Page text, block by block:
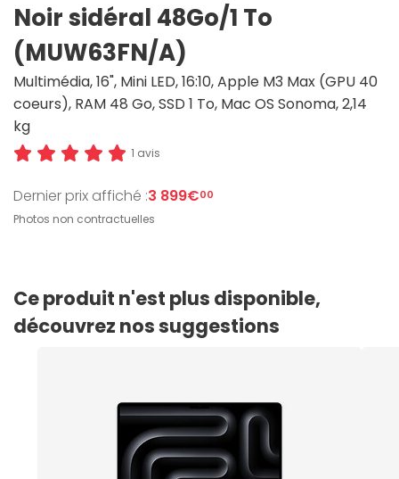
Noir sidéral 48Go/1 To
(MUW63FN/A)
Multimédia, 16", Mini LED, 16:10, Apple M3 Max (GPU 40
coeurs), RAM 48 Go, SSD 1 To, Mac OS Sonoma, 2,14
kg
1 avis
Dernier prix affiché :3 899€00
Photos non contractuelles
Ce produit n'est plus disponible,
découvrez nos suggestions